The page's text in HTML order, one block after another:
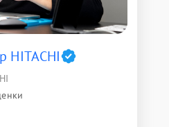
HITACHI